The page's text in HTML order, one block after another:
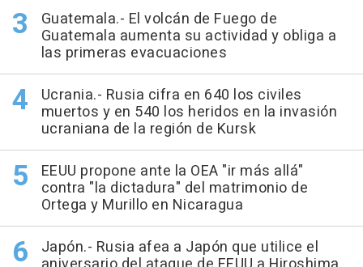
Guatemala.- El volcán de Fuego de
Guatemala aumenta su actividad y obliga a
las primeras evacuaciones
Ucrania.- Rusia cifra en 640 los civiles
muertos y en 540 los heridos en la invasión
ucraniana de la región de Kursk
EEUU propone ante la OEA "ir más allá"
contra "la dictadura" del matrimonio de
Ortega y Murillo en Nicaragua
Japón.- Rusia afea a Japón que utilice el